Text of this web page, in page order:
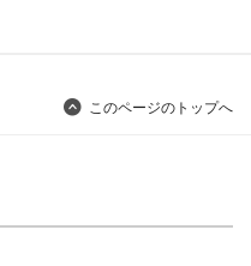
このページのトップへ